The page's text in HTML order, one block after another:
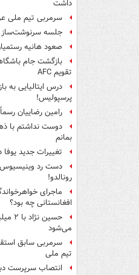
داشت
سرمربی تیم ملی
جلسه سرنوشت‌ساز
صعود هانیه
بازگشت جام
تقویم AFC
درس ایتالیایی‌ به
پرسپولیس!
رامین رضاییان
دوست نداشتم با
بمانم
تغییرات جدید
دست رد
رونالدو!
ماجرای
افغانستانی چه بود؟
حسین
می‌شود
سرمربی سابق
تیم ملی
انتصاب سرپرست